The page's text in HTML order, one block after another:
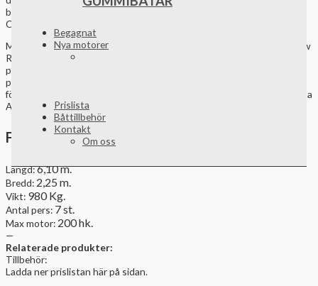
Begagnat
Nya motorer
Prislista
Båttillbehör
Kontakt
Om oss
badplattformen har samma fina, öppna lösning som hos C61 Center
Console.
Med ett högrest kapell som är dolt i en egen kapellbrunn, kan C61 Bow
Rider förvandlas från en öppen solskensbåt till en stängd allvädersbåt
på ett ögonblick. Skrovdesignen är unik. Den bygger på samma
plattform som C61 Center Console. Stor fartpotential med
förstklassiga sjöegenskaper och stabilitet. Kort sagt är det här en äkta
Askeladden som bygger på mer än 100 års erfarenhet.
Fakta
Längd:6,10 m.
Bredd: 2,25 m.
Vikt: 980 Kg.
Antal pers: 7 st.
Max motor: 200 hk.
—
Relaterade produkter:
Tillbehör:
Ladda ner prislistan här på sidan.